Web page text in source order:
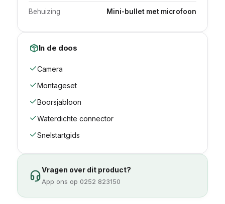
Behuizing Mini-bullet met microfoon
In de doos
Camera
Montageset
Boorsjabloon
Waterdichte connector
Snelstartgids
Vragen over dit product?
App ons op 0252 823150